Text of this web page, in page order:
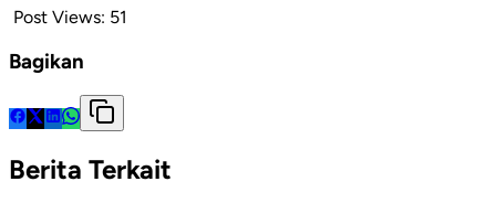
Post Views: 51
Bagikan
Berita Terkait